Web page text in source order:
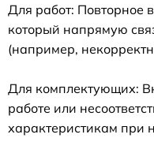
Для работ: Повторное
который напрямую
(например,
Для комплектующих:
работе или
характеристикам при